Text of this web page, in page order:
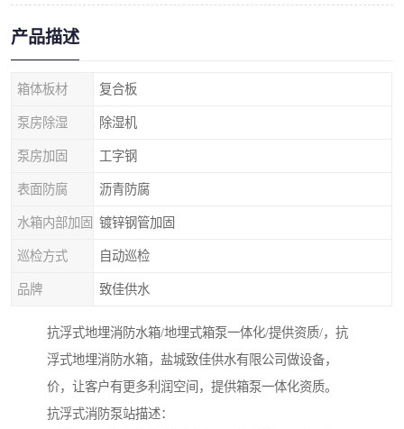
产品描述
箱体板材 复合板
泵房除湿 除湿机
泵房加固 工字钢
表面防腐 沥青防腐
水箱内部加固 镀锌钢管加固
巡检方式 自动巡检
品牌 致佳供水
抗浮式地埋消防水箱/地埋式箱泵一体化/提供资质/，抗
浮式地埋消防水箱，盐城致佳供水有限公司做设备，
价，让客户有更多利润空间，提供箱泵一体化资质。
抗浮式消防泵站描述：